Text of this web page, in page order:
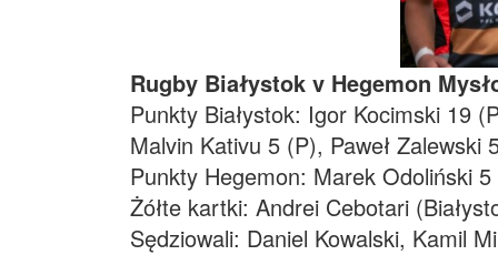
Rugby Białystok v Hegemon
Punkty Białystok: Igor Kocimski 19
Malvin Kativu 5 (P), Paweł Zalewski
Punkty Hegemon: Marek Odoliński
Żółte kartki: Andrei Cebotari
Sędziowali: Daniel Kowalski, Kamil